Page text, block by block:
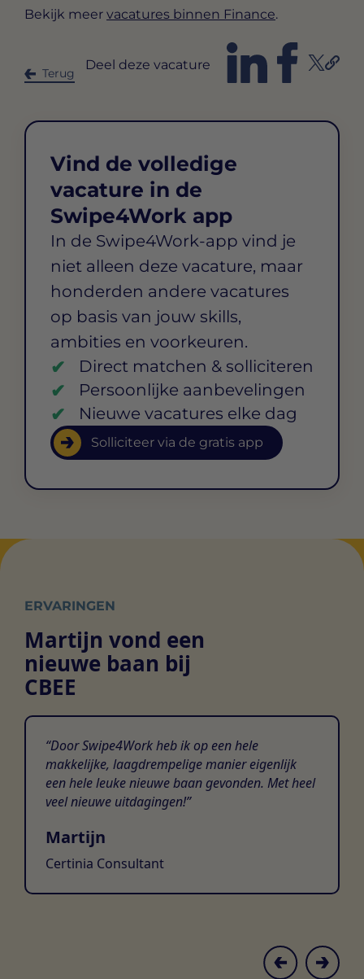
Bekijk meer vacatures binnen Finance.
Terug
Deel deze vacature
Vind de volledige
vacature in de
Swipe4Work app
In de Swipe4Work-app vind je
niet alleen deze vacature, maar
honderden andere vacatures
op basis van jouw skills,
ambities en voorkeuren.
Direct matchen & solliciteren
Persoonlijke aanbevelingen
Nieuwe vacatures elke dag
Solliciteer via de gratis app
ERVARINGEN
Martijn vond een
nieuwe baan bij
CBEE
Door Swipe4Work heb ik op een hele
makkelijke, laagdrempelige manier eigenlijk
een hele leuke nieuwe baan gevonden. Met heel
veel nieuwe uitdagingen!
Martijn
Certinia Consultant